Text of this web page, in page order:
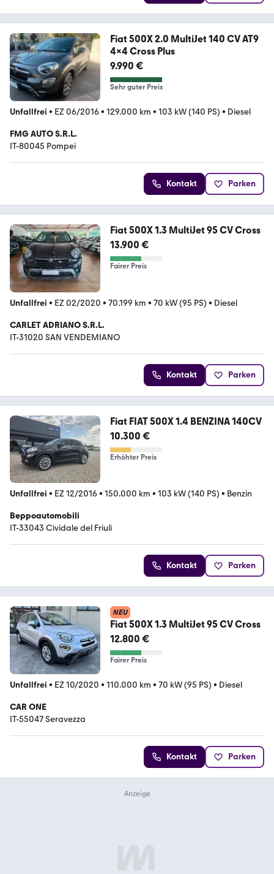
Fiat 500X 2.0 MultiJet 140 CV AT9
4x4 Cross Plus
9.990 €
Sehr guter Preis
Unfallfrei • EZ 06/2016• 129.000 km • 103 kW (140 PS) • Diesel
FMG AUTO S.R.L.
IT-80045 Pompei
Kontakt Parken
Fiat 500X 1.3 MultiJet 95 CV Cross
13.900 €
Fairer Preis
Unfallfrei • EZ 02/2020 • 70.199 km • 70 kW (95 PS) • Diesel
CARLET ADRIANO S.R.L.
IT-31020 SAN VENDEMIANO
Kontakt Parken
Fiat FIAT 500X 1.4 BENZINA 140CV
10.300 €
Erhöhter Preis
Unfallfrei • EZ 12/2016• 150.000 km • 103 kW (140 PS) • Benzin
Beppoautomobili
IT-33043 Cividale del Friuli
Kontakt Parken
NEU
Fiat 500X 1.3 MultiJet 95 CV Cross
12.800 €
Fairer Preis
Unfallfrei • EZ 10/2020 • 110.000 km • 70 kW (95 PS) • Diesel
CAR ONE
IT-55047 Seravezza
Kontakt Parken